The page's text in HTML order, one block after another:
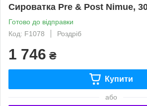
Сироватка Pre & Post Nimue,
Готово до відправки
Код: F1078
Роздріб
1 746 ₴
Купити
або